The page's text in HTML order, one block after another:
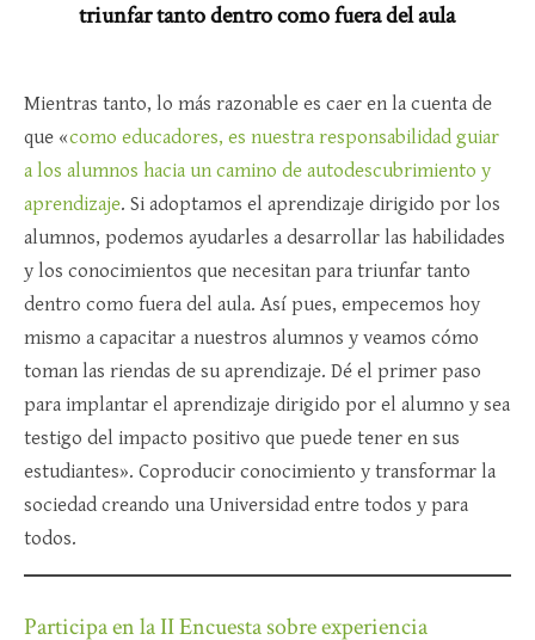
triunfar tanto dentro como fuera del aula
Mientras tanto, lo más razonable es caer en la cuenta de
que «como educadores, es nuestra responsabilidad guiar
a los alumnos hacia un camino de autodescubrimiento y
aprendizaje. Si adoptamos el aprendizaje dirigido por los
alumnos, podemos ayudarles a desarrollar las habilidades
y los conocimientos que necesitan para triunfar tanto
dentro como fuera del aula. Así pues, empecemos hoy
mismo a capacitar a nuestros alumnos y veamos cómo
toman las riendas de su aprendizaje. Dé el primer paso
para implantar el aprendizaje dirigido por el alumno y sea
testigo del impacto positivo que puede tener en sus
estudiantes». Coproducir conocimiento y transformar la
sociedad creando una Universidad entre todos y para
todos.
Participa en la II Encuesta sobre experiencia